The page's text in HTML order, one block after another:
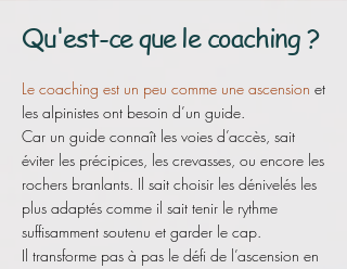
Qu'est-ce que le coaching ?
Le coaching est un peu comme une ascension et
les alpinistes ont besoin d’un guide.
Car un guide connaît les voies d’accès, sait
éviter les précipices, les crevasses, ou encore les
rochers branlants. Il sait choisir les dénivelés les
plus adaptés comme il sait tenir le rythme
suffisamment soutenu et garder le cap.
Il transforme pas à pas le défi de l’ascension en